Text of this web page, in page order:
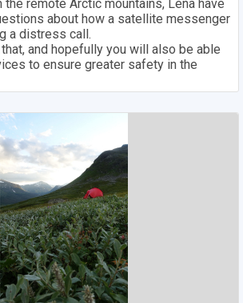
remote Arctic mountains, Lena have
about how a satellite messenger
a distress call.
that, and hopefully you will also be able
to ensure greater safety in the